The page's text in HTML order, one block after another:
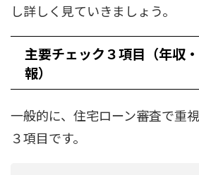
し詳しく見ていきましょう。
主要チェック３項目（年収
報）
一般的に、住宅ローン審査で重
３項目です。